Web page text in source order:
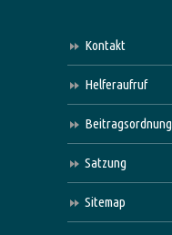
Kontakt
Helferaufruf
Beitragsordnung
Satzung
Sitemap